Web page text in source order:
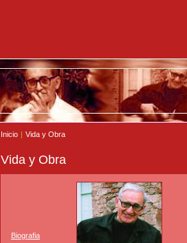
Inicio | Vida y Obra
Vida y Obra
Biografia